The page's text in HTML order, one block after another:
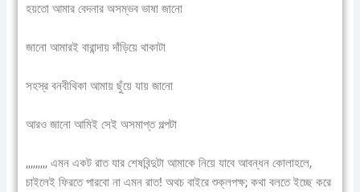
হয়তো আমার বেদনার অসম্ভব ভাষা জানো
জানো আমারই বারান্দায় দাঁড়িয়ে থাকাটা
সহস্র বনবীথিকা আমায় ছুঁয়ে যায় জানো
আরও জানো আমিই সেই অসমাপ্ত গল্পটা
,,,,,,,,, এমন একট রাত যার শেষবিন্দুটা আমাকে নিয়ে যাবে আবন্ধন কোলাহলে,
চাইলেই ফিরতে পারবো না এমন রাত! অথচ বাইরে শুক্লপক্ষ; কথা বলতে ইচ্ছে করে